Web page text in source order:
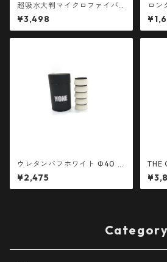
超吸水大判マイクロファイバ
ークロス 70cm x 90cm 1枚
¥3,498
ロン
ロ径
ウレタンバフホワイト Φ40 ベ
ルクロ径30mm 5枚
¥2,475
THE
ティ
Category